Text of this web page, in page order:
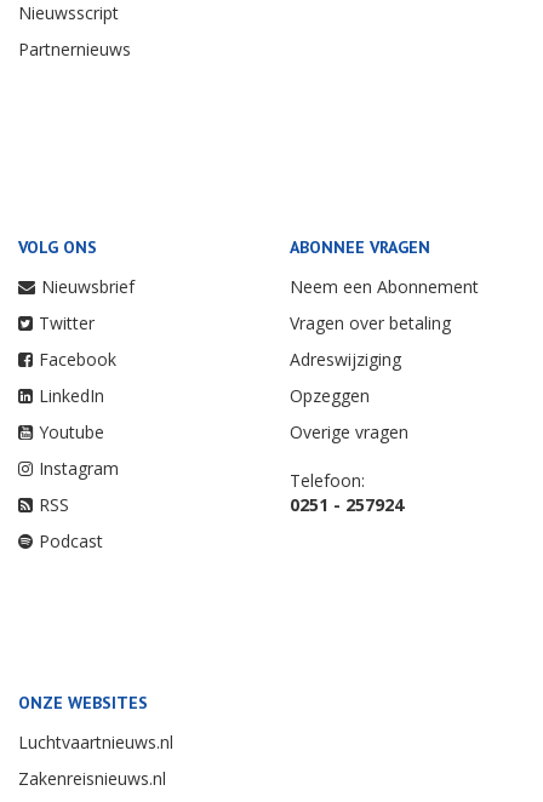
Nieuwsscript
Partnernieuws
VOLG ONS
Nieuwsbrief
Twitter
Facebook
LinkedIn
Youtube
Instagram
RSS
Podcast
ABONNEE VRAGEN
Neem een Abonnement
Vragen over betaling
Adreswijziging
Opzeggen
Overige vragen
Telefoon:
0251 - 257924
ONZE WEBSITES
Luchtvaartnieuws.nl
Zakenreisnieuws.nl